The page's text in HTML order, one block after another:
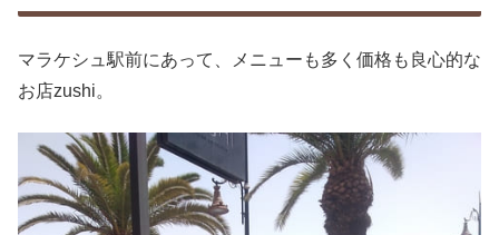
マラケシュ駅前にあって、メニューも多く価格も良心的な
お店zushi。